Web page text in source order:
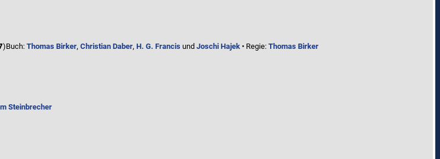
)Buch: Thomas Birker, Christian Daber, H. G. Francis und Joschi Hajek • Regie: Thomas Birker
Steinbrecher